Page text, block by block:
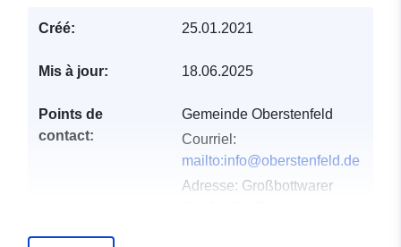
Créé: 25.01.2021
Mis à jour: 18.06.2025
Points de
contact:
Gemeinde Oberstenfeld
Courriel:
mailto:info@oberstenfeld.de
Adresse: Großbottwarer